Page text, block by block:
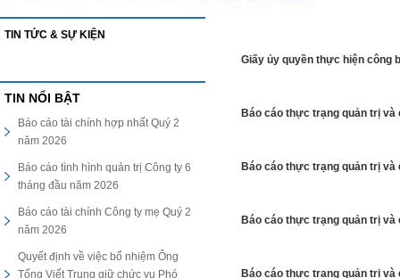
TIN TỨC & SỰ KIỆN
TIN NỔI BẬT
Báo cáo tài chính hợp nhất Quý 2
năm 2026
Báo cáo tình hình quản trị Công ty 6
tháng đầu năm 2026
Báo cáo tài chính Công ty mẹ Quý 2
năm 2026
Quyết định về việc bổ nhiệm Ông
Tống Viết Trung giữ chức vụ Phó
Giấy ủy quyền thực hiện công
Báo cáo thực trạng quản trị
Báo cáo thực trạng quản trị
Báo cáo thực trạng quản trị
Báo cáo thực trạng quản trị